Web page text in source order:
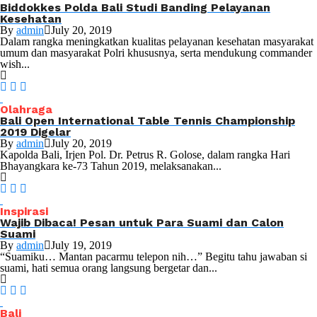
Biddokkes Polda Bali Studi Banding Pelayanan
Kesehatan
By admin
July 20, 2019
Dalam rangka meningkatkan kualitas pelayanan kesehatan masyarakat
umum dan masyarakat Polri khususnya, serta mendukung commander
wish...
Olahraga
Bali Open International Table Tennis Championship
2019 Digelar
By admin
July 20, 2019
Kapolda Bali, Irjen Pol. Dr. Petrus R. Golose, dalam rangka Hari
Bhayangkara ke-73 Tahun 2019, melaksanakan...
Inspirasi
Wajib Dibaca! Pesan untuk Para Suami dan Calon
Suami
By admin
July 19, 2019
“Suamiku… Mantan pacarmu telepon nih…” Begitu tahu jawaban si
suami, hati semua orang langsung bergetar dan...
Bali